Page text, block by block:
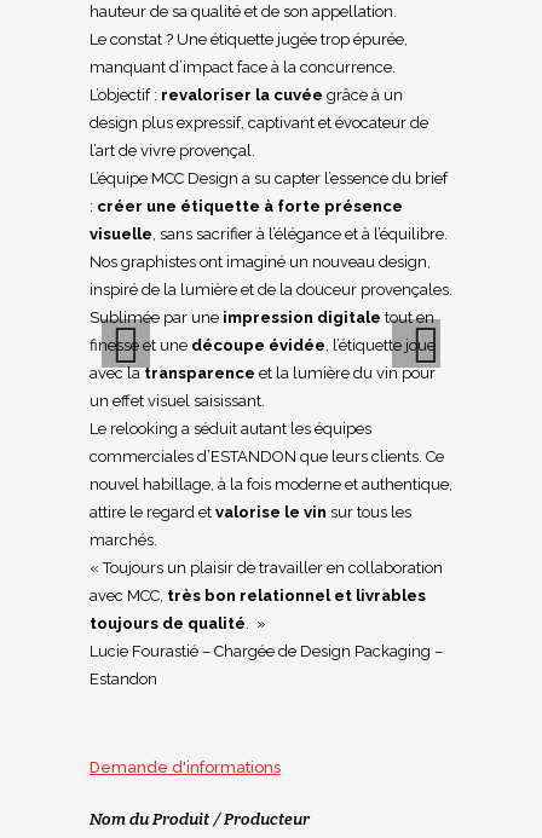
Previous
hauteur de sa qualité et de son appellation.
Le constat ? Une étiquette jugée trop épurée,
manquant d’impact face à la concurrence.
L’objectif : revaloriser la cuvée grâce à un
design plus expressif, captivant et évocateur de
l’art de vivre provençal.
L’équipe MCC Design a su capter l’essence du brief
: créer une étiquette à forte présence
visuelle , sans sacrifier à l’élégance et à l’équilibre.
Nos graphistes ont imaginé un nouveau design,
inspiré de la lumière et de la douceur provençales.
Sublimée par une impression digitale tout en
finesse et une découpe évidée , l’étiquette joue
avec latransparence et la lumière du vin pour
un effet visuel saisissant.
Le relooking a séduit autant les équipes
commerciales d’ESTANDON que leurs clients. Ce
nouvel habillage, à la fois moderne et authentique,
attire le regard et valorise le vin sur tous les
marchés.
« Toujours un plaisir de travailler en collaboration
avec MCC, très bon relationnel et livrables
toujours de qualité . »
Lucie Fourastié – Chargée de Design Packaging –
Estandon
Demande d'informations
Nom du Produit / Producteur